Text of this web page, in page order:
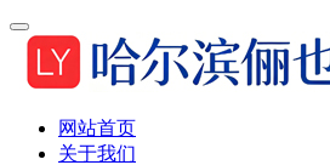
网站首页
关于我们